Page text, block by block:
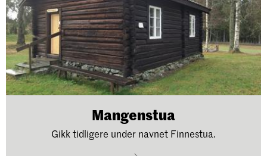
Mangenstua
Gikk tidligere under navnet Finnestua.